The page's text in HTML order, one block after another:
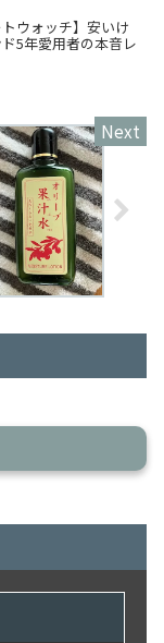
ウォッチ】安いけ
5年愛用者の本音レ